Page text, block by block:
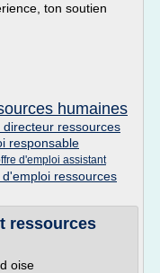
ton soutien
humaines
ressources
responsable
d'emploi assistant
ressources
ressources
oise